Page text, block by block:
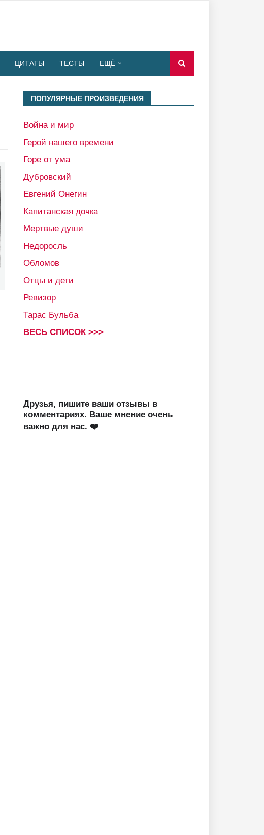
ЦИТАТЫ ТЕСТЫ ЕЩЁ
ПОПУЛЯРНЫЕ ПРОИЗВЕДЕНИЯ
Война и мир
Герой нашего времени
Горе от ума
Дубровский
Евгений Онегин
Капитанская дочка
Мертвые души
Недоросль
Обломов
Отцы и дети
Ревизор
Тарас Бульба
ВЕСЬ СПИСОК >>>
Друзья, пишите ваши отзывы в
комментариях. Ваше мнение очень
важно для нас. ❤️